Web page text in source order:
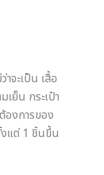
จะเป็น เสื้อ
ย็น กระเป๋า
องการของ
แต่ 1 ชิ้นขึ้น